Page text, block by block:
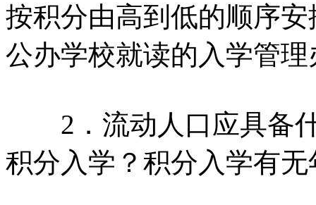
按积分由高到低的顺序
公办学校就读的入学管理
2．流动人口应具备什
积分入学？积分入学有